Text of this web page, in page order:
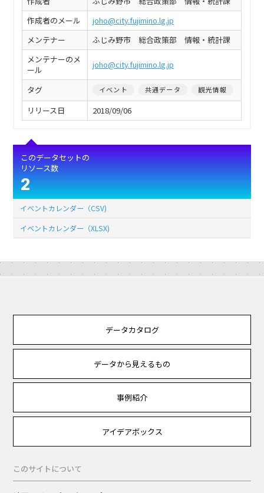
作成者のメール
joho@city.fujimino.lg.jp
メンテナー
ふじみ野市 総合政策部 情報・統計課
メンテナーのメ
ール
joho@city.fujimino.lg.jp
タグ イベント 共通データ 観光情報
リリース日 2018/09/06
このデータセットの
リソース数
2
イベントカレンダー（CSV)
イベントカレンダー（XLSX)
データカタログ
データから見えるもの
事例紹介
アイデアボックス
このサイトについて